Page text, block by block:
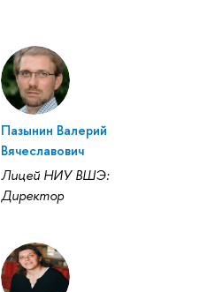
Пазынин Валерий
ячеславович
Лицей НИУ ВШЭ:
Директор